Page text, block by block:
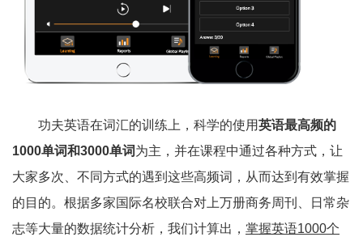
功夫英语在词汇的训练上，科学的使用英语最高频的
1000单词和3000单词为主，并在课程中通过各种方式，让
大家多次、不同方式的遇到这些高频词，从而达到有效掌握
的目的。根据多家国际名校联合对上万册商务周刊、日常杂
志等大量的数据统计分析，我们计算出， 掌握英语1000个